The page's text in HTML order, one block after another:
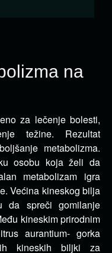
na
za lečenje bolesti,
težine. Rezultat
metabolizma.
osobu koja želi da
metabolizam igra
Većina kineskog bilja
da spreči gomilanje
kineskim prirodnim
aurantium- gorka
kineskih biljki za